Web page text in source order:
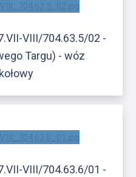
VIII/704.63.5/02 -
Targu) - wóz
VIII/704.63.6/01 -